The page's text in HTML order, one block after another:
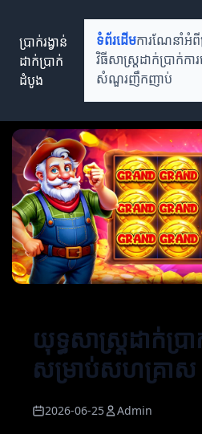
ប្រាក់រង្វាន់
ដាក់ប្រាក់
ដំបូង
ទំព័រដើមការណែនាំអំពីប្
វិធីសាស្ត្រដាក់ប្រាក់កា
សំណួរញឹកញាប់
យុទ្ធសាស្ត្រដាក់ប្
សម្រាប់សហគ្រាស
2026-06-25 Admin